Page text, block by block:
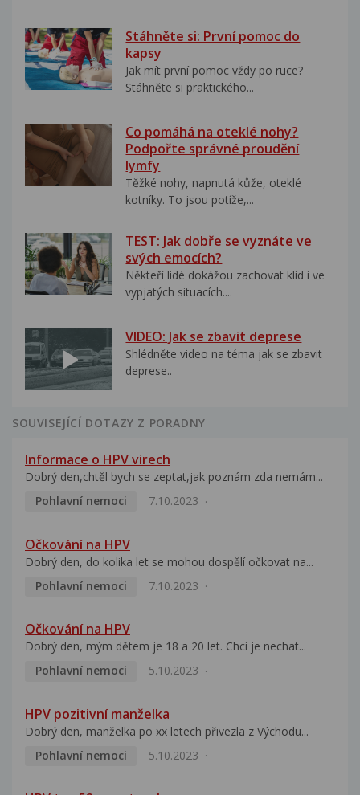
Stáhněte si: První pomoc do
kapsy
Jak mít první pomoc vždy po ruce?
Stáhněte si praktického...
Co pomáhá na oteklé nohy?
Podpořte správné proudění
lymfy
Těžké nohy, napnutá kůže, oteklé
kotníky. To jsou potíže,...
TEST: Jak dobře se vyznáte ve
svých emocích?
Někteří lidé dokážou zachovat klid i ve
vypjatých situacích....
VIDEO: Jak se zbavit deprese
Shlédněte video na téma jak se zbavit
deprese..
SOUVISEJÍCÍ DOTAZY Z PORADNY
Informace o HPV virech
Dobrý den,chtěl bych se zeptat,jak poznám zda nemám...
Pohlavní nemoci
7.10.2023
Očkování na HPV
Dobrý den, do kolika let se mohou dospělí očkovat na...
Pohlavní nemoci
7.10.2023
Očkování na HPV
Dobrý den, mým dětem je 18 a 20 let. Chci je nechat...
Pohlavní nemoci
5.10.2023
HPV pozitivní manželka
Dobrý den, manželka po xx letech přivezla z Východu...
Pohlavní nemoci
5.10.2023